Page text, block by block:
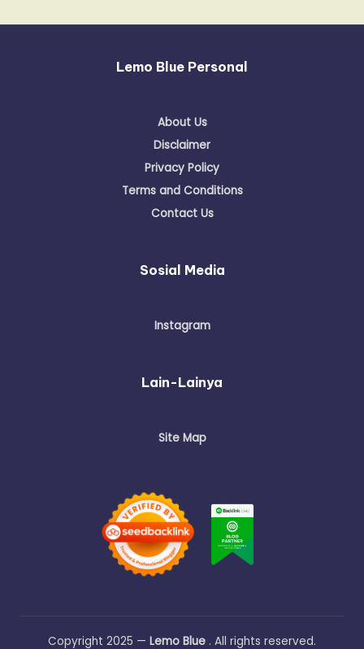
Lemo Blue Personal
About Us
Disclaimer
Privacy Policy
Terms and Conditions
Contact Us
Sosial Media
Instagram
Lain-Lainya
Site Map
Copyright 2025 — Lemo Blue . All rights reserved.